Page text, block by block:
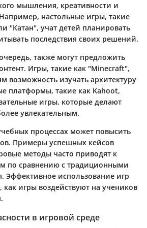
мышления, креативности и
настольные игры, такие
"Катан", учат детей планировать
последствия своих решений.
также могут предложить
Игры, такие как "Minecraft",
возможность изучать архитектуру
платформы, такие как Kahoot,
игры, которые делают
увлекательным.
процессах может повысить
Примеры успешных кейсов
методы часто приводят к
по сравнению с традиционными
Эффективное использование игр
игры воздействуют на учеников
в игровой среде